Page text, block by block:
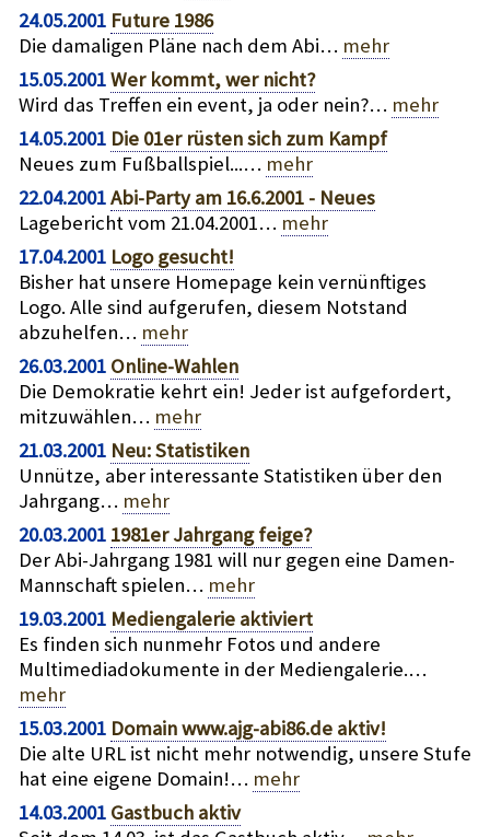
24.05.2001 Future 1986
Die damaligen Pläne nach dem Abi… mehr
15.05.2001Wer kommt, wer nicht?
Wird das Treffen ein event, ja oder nein?… mehr
14.05.2001 Die 01er rüsten sich zum Kampf
Neues zum Fußballspiel...… mehr
22.04.2001Abi-Party am 16.6.2001 - Neues
Lagebericht vom 21.04.2001… mehr
17.04.2001 Logo gesucht!
Bisher hat unsere Homepage kein vernünftiges
Logo. Alle sind aufgerufen, diesem Notstand
abzuhelfen… mehr
26.03.2001 Online-Wahlen
Die Demokratie kehrt ein! Jeder ist aufgefordert,
mitzuwählen… mehr
21.03.2001 Neu: Statistiken
Unnütze, aber interessante Statistiken über den
Jahrgang… mehr
20.03.2001 1981er Jahrgang feige?
Der Abi-Jahrgang 1981 will nur gegen eine Damen-
Mannschaft spielen… mehr
19.03.2001 Mediengalerie aktiviert
Es finden sich nunmehr Fotos und andere
Multimediadokumente in der Mediengalerie.…
mehr
15.03.2001 Domain www.ajg-abi86.de aktiv!
Die alte URL ist nicht mehr notwendig, unsere Stufe
hat eine eigene Domain!… mehr
14.03.2001 Gastbuch aktiv